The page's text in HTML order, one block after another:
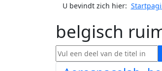
U bevindt zich hier:
belgisch
Vul een deel van de titel in